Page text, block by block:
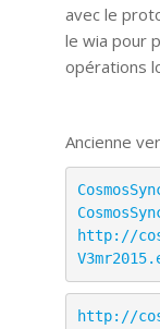
avec le
le wia pour
opérations
Ancienne
http://
http://